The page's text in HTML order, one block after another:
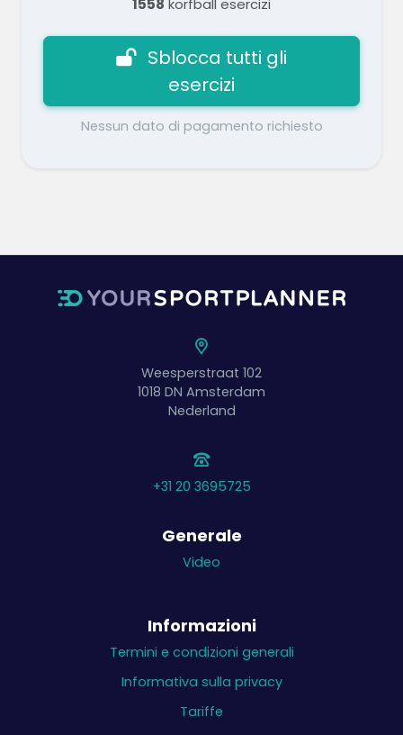
Sblocca tutti gli
esercizi
Nessun dato di pagamento richiesto
Weesperstraat 102
1018 DN Amsterdam
Nederland
+31 20 3695725
Generale
Video
Informazioni
Termini e condizioni generali
Informativa sulla privacy
Tariffe